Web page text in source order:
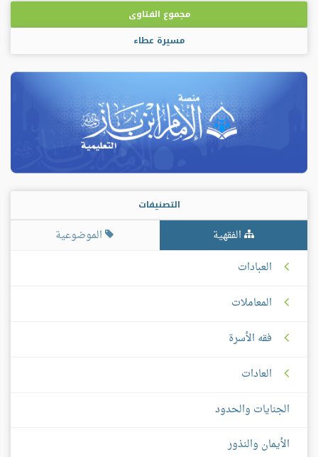
مجموع الفتاوى
مسيرة عطاء
التصنيفات
الفقهية
الموضوعية
العبادات
المعاملات
فقه الأسرة
العادات
الجنايات والحدود
الأيمان والنذور